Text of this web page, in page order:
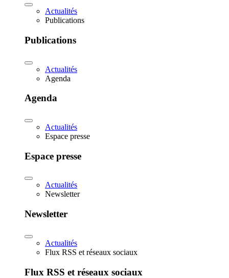
Actualités
Publications
Publications
Actualités
Agenda
Agenda
Actualités
Espace presse
Espace presse
Actualités
Newsletter
Newsletter
Actualités
Flux RSS et réseaux sociaux
Flux RSS et réseaux sociaux